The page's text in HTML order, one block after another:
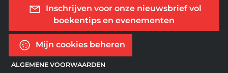
Inschrijven voor onze nieuwsbrief vol
boekentips en evenementen
Mijn cookies beheren
ALGEMENE VOORWAARDEN